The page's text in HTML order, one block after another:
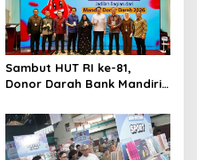
Sambut HUT RI ke-81,
Donor Darah Bank Mandiri